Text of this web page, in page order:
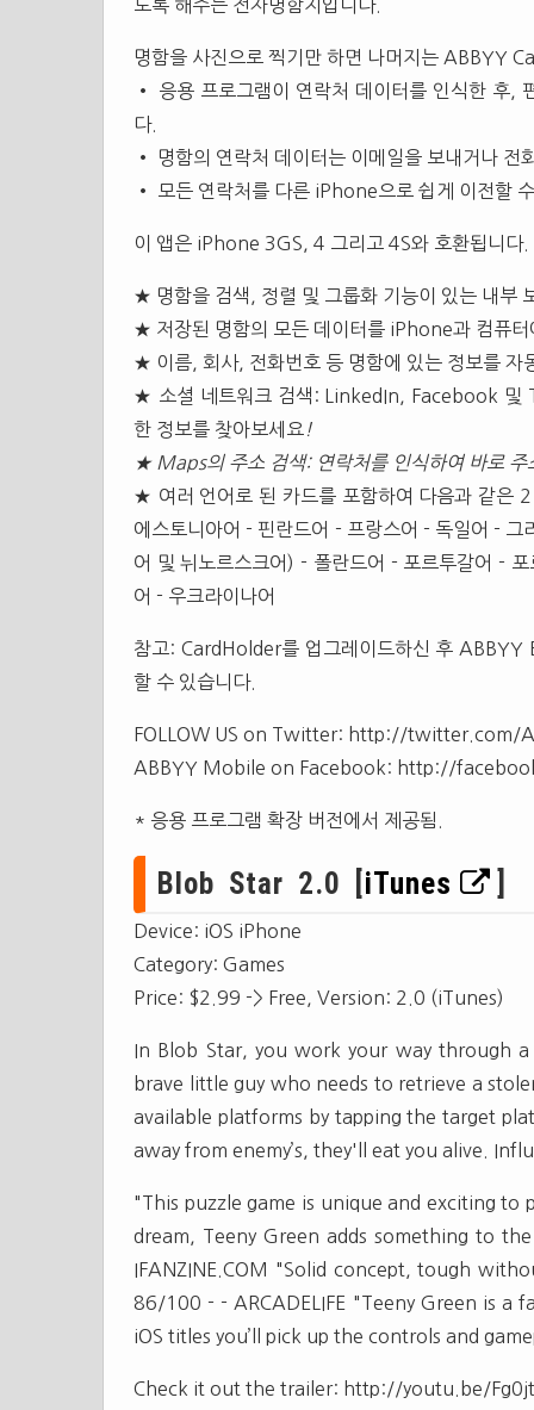
도록 해주는 전자명함지입니다.
명함을 사진으로 찍기만 하면 나머지는 ABBYY
• 응용 프로그램이 연락처 데이터를 인식한 후,
다.
• 명함의 연락처 데이터는 이메일을 보내거나 전
• 모든 연락처를 다른 iPhone으로 쉽게 이전할
이 앱은 iPhone 3GS, 4 그리고 4S와 호환됩니다
★ 명함을 검색, 정렬 및 그룹화 기능이 있는 내부
★ 저장된 명함의 모든 데이터를 iPhone과 컴퓨터
★ 이름, 회사, 전화번호 등 명함에 있는 정보를 자
★ 소셜 네트워크 검색: LinkedIn, Facebook 및
한 정보를 찾아보세요 !
★ Maps의 주소 검색: 연락처를 인식하여 바로 주
★ 여러 언어로 된 카드를 포함하여 다음과 같은
에스토니아어 - 핀란드어 - 프랑스어 - 독일어 -
어 및 뉘노르스크어) - 폴란드어 - 포르투갈어 -
어 - 우크라이나어
참고: CardHolder를 업그레이드하신 후 ABBYY
할 수 있습니다.
FOLLOW US on Twitter: http://twitter.com/
ABBYY Mobile on Facebook: http://
* 응용 프로그램 확장 버전에서 제공됨.
Blob Star 2.0 [ iTunes
Device: iOS iPhone
Category: Games
Price: $2.99 -> Free, Version: 2.0 (iTunes)
In Blob Star, you work your way through a
brave little guy who needs to retrieve a
available platforms by tapping the target
away from enemy’s, they'll eat you alive.
"This puzzle game is unique and exciting to
dream, Teeny Green adds something to
IFANZINE.COM "Solid concept, tough
86/100 - - ARCADELIFE "Teeny Green is
iOS titles you’ll pick up the controls and
Check it out the trailer: http://youtu.be/